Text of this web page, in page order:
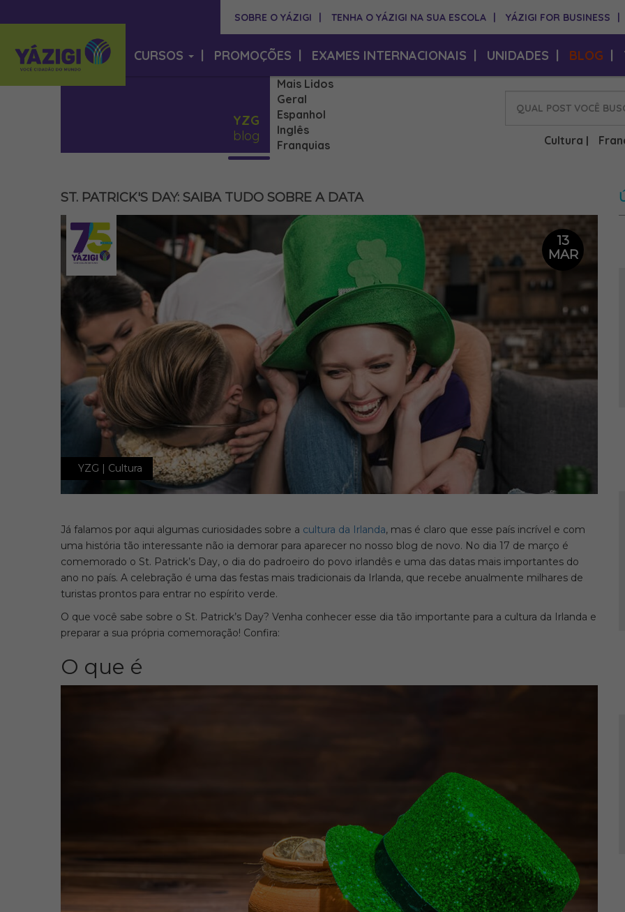
SOBRE O YÁZIGI TENHA O YÁZIGI NA SUA ESCOLA YÁZIGI FOR BUSINESS
CURSOS PROMOÇÕES EXAMES INTERNACIONAIS UNIDADES BLOG
YZG
blog
Mais Lidos
Geral
Espanhol
Inglês
Franquias
Cultura
ST. PATRICK'S DAY: SAIBA TUDO SOBRE A DATA
YZG | Cultura
13
MAR
Já falamos por aqui algumas curiosidades sobre a cultura da Irlanda, mas é claro que esse país incrível e com
uma história tão interessante não ia demorar para aparecer no nosso blog de novo. No dia 17 de março é
comemorado o St. Patrick’s Day, o dia do padroeiro do povo irlandês e uma das datas mais importantes do
ano no país. A celebração é uma das festas mais tradicionais da Irlanda, que recebe anualmente milhares de
turistas prontos para entrar no espírito verde.
O que você sabe sobre o St. Patrick’s Day? Venha conhecer esse dia tão importante para a cultura da Irlanda e
preparar a sua própria comemoração! Confira:
O que é